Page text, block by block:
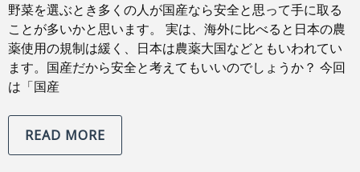
野菜を選ぶとき多くの人が国産なら安全と思って手に取る
ことが多いかと思います。 実は、海外に比べると日本の農
薬使用の規制は緩く、日本は農薬大国などともいわれてい
ます。国産だから安全と考えてもいいのでしょうか？ 今回
は「国産
READ MORE